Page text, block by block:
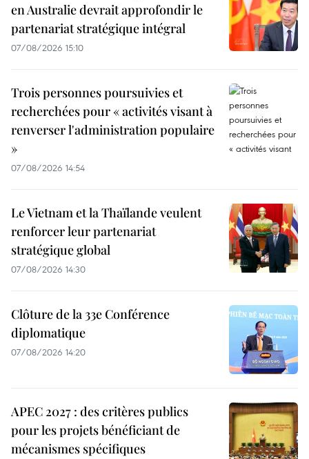
en Australie devrait approfondir le
partenariat stratégique intégral
07/08/2026 15:10
Trois personnes poursuivies et
recherchées pour « activités visant à
renverser l'administration populaire
»
07/08/2026 14:54
Le Vietnam et la Thaïlande veulent
renforcer leur partenariat
stratégique global
07/08/2026 14:30
Clôture de la 33e Conférence
diplomatique
07/08/2026 14:20
APEC 2027 : des critères publics
pour les projets bénéficiant de
mécanismes spécifiques